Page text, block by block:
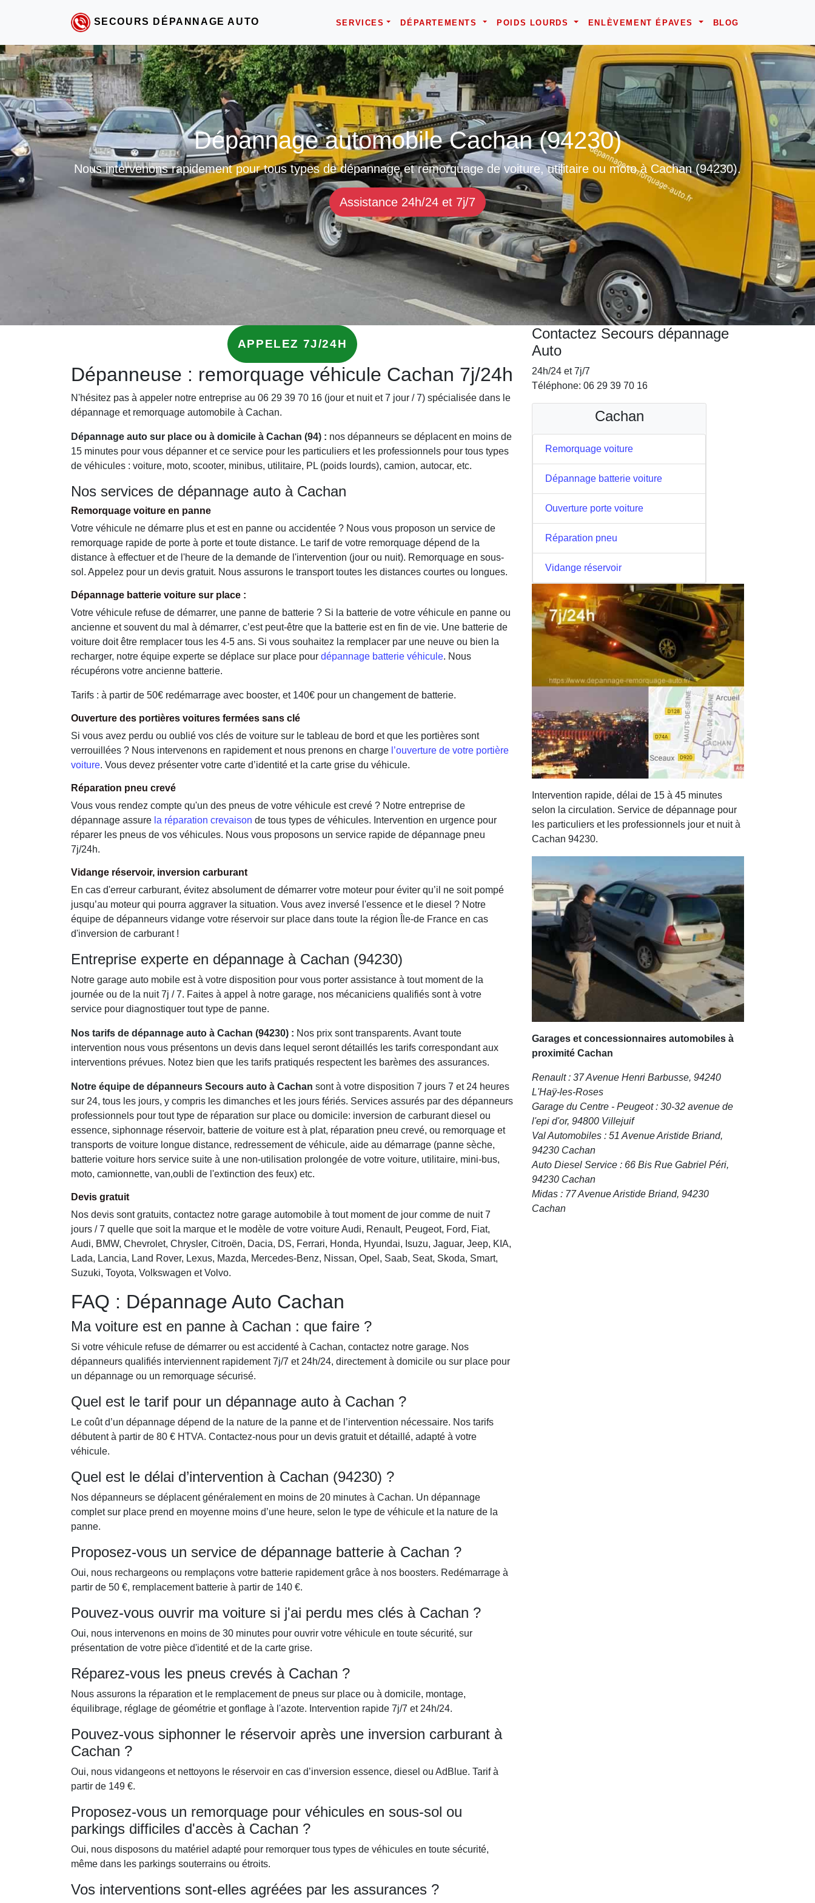
SECOURS DÉPANNAGE AUTO SERVICES DÉPARTEMENTS POIDS LOURDS ENLÈVEMENT ÉPAVES BLOG
Dépannage automobile Cachan (94230)
Nous intervenons rapidement pour tous types de dépannage et remorquage de voiture, utilitaire ou moto à Cachan (94230).
Assistance 24h/24 et 7j/7
APPELEZ 7J/24H
Dépanneuse : remorquage véhicule Cachan 7j/24h
N'hésitez pas à appeler notre entreprise au 06 29 39 70 16 (jour et nuit et 7 jour / 7) spécialisée dans le
dépannage et remorquage automobile à Cachan.
Dépannage auto sur place ou à domicile à Cachan (94) : nos dépanneurs se déplacent en moins de
15 minutes pour vous dépanner et ce service pour les particuliers et les professionnels pour tous types
de véhicules : voiture, moto, scooter, minibus, utilitaire, PL (poids lourds), camion, autocar, etc.
Nos services de dépannage auto à Cachan
Remorquage voiture en panne
Votre véhicule ne démarre plus et est en panne ou accidentée ? Nous vous proposon un service de
remorquage rapide de porte à porte et toute distance. Le tarif de votre remorquage dépend de la
distance à effectuer et de l'heure de la demande de l'intervention (jour ou nuit). Remorquage en sous-
sol. Appelez pour un devis gratuit. Nous assurons le transport toutes les distances courtes ou longues.
Dépannage batterie voiture sur place :
Votre véhicule refuse de démarrer, une panne de batterie ? Si la batterie de votre véhicule en panne ou
ancienne et souvent du mal à démarrer, c’est peut-être que la batterie est en fin de vie. Une batterie de
voiture doit être remplacer tous les 4-5 ans. Si vous souhaitez la remplacer par une neuve ou bien la
recharger, notre équipe experte se déplace sur place pour dépannage batterie véhicule. Nous
récupérons votre ancienne batterie.
Tarifs : à partir de 50€ redémarrage avec booster, et 140€ pour un changement de batterie.
Ouverture des portières voitures fermées sans clé
Si vous avez perdu ou oublié vos clés de voiture sur le tableau de bord et que les portières sont
verrouillées ? Nous intervenons en rapidement et nous prenons en charge l’ouverture de votre portière
voiture. Vous devez présenter votre carte d’identité et la carte grise du véhicule.
Réparation pneu crevé
Vous vous rendez compte qu'un des pneus de votre véhicule est crevé ? Notre entreprise de
dépannage assure la réparation crevaison de tous types de véhicules. Intervention en urgence pour
réparer les pneus de vos véhicules. Nous vous proposons un service rapide de dépannage pneu
7j/24h.
Vidange réservoir, inversion carburant
En cas d'erreur carburant, évitez absolument de démarrer votre moteur pour éviter qu’il ne soit pompé
jusqu’au moteur qui pourra aggraver la situation. Vous avez inversé l'essence et le diesel ? Notre
équipe de dépanneurs vidange votre réservoir sur place dans toute la région Île-de France en cas
d'inversion de carburant !
Entreprise experte en dépannage à Cachan (94230)
Notre garage auto mobile est à votre disposition pour vous porter assistance à tout moment de la
journée ou de la nuit 7j / 7. Faites à appel à notre garage, nos mécaniciens qualifiés sont à votre
service pour diagnostiquer tout type de panne.
Nos tarifs de dépannage auto à Cachan (94230) : Nos prix sont transparents. Avant toute
intervention nous vous présentons un devis dans lequel seront détaillés les tarifs correspondant aux
interventions prévues. Notez bien que les tarifs pratiqués respectent les barèmes des assurances.
Notre équipe de dépanneurs Secours auto à Cachan sont à votre disposition 7 jours 7 et 24 heures
sur 24, tous les jours, y compris les dimanches et les jours fériés. Services assurés par des dépanneurs
professionnels pour tout type de réparation sur place ou domicile: inversion de carburant diesel ou
essence, siphonnage réservoir, batterie de voiture est à plat, réparation pneu crevé, ou remorquage et
transports de voiture longue distance, redressement de véhicule, aide au démarrage (panne sèche,
batterie voiture hors service suite à une non-utilisation prolongée de votre voiture, utilitaire, mini-bus,
moto, camionnette, van,oubli de l'extinction des feux) etc.
Devis gratuit
Nos devis sont gratuits, contactez notre garage automobile à tout moment de jour comme de nuit 7
jours / 7 quelle que soit la marque et le modèle de votre voiture Audi, Renault, Peugeot, Ford, Fiat,
Audi, BMW, Chevrolet, Chrysler, Citroën, Dacia, DS, Ferrari, Honda, Hyundai, Isuzu, Jaguar, Jeep, KIA,
Lada, Lancia, Land Rover, Lexus, Mazda, Mercedes-Benz, Nissan, Opel, Saab, Seat, Skoda, Smart,
Suzuki, Toyota, Volkswagen et Volvo.
FAQ : Dépannage Auto Cachan
Ma voiture est en panne à Cachan : que faire ?
Si votre véhicule refuse de démarrer ou est accidenté à Cachan, contactez notre garage. Nos
dépanneurs qualifiés interviennent rapidement 7j/7 et 24h/24, directement à domicile ou sur place pour
un dépannage ou un remorquage sécurisé.
Quel est le tarif pour un dépannage auto à Cachan ?
Le coût d’un dépannage dépend de la nature de la panne et de l’intervention nécessaire. Nos tarifs
débutent à partir de 80 € HTVA. Contactez-nous pour un devis gratuit et détaillé, adapté à votre
véhicule.
Quel est le délai d’intervention à Cachan (94230) ?
Nos dépanneurs se déplacent généralement en moins de 20 minutes à Cachan. Un dépannage
complet sur place prend en moyenne moins d’une heure, selon le type de véhicule et la nature de la
panne.
Proposez-vous un service de dépannage batterie à Cachan ?
Oui, nous rechargeons ou remplaçons votre batterie rapidement grâce à nos boosters. Redémarrage à
partir de 50 €, remplacement batterie à partir de 140 €.
Pouvez-vous ouvrir ma voiture si j'ai perdu mes clés à Cachan ?
Oui, nous intervenons en moins de 30 minutes pour ouvrir votre véhicule en toute sécurité, sur
présentation de votre pièce d'identité et de la carte grise.
Réparez-vous les pneus crevés à Cachan ?
Nous assurons la réparation et le remplacement de pneus sur place ou à domicile, montage,
équilibrage, réglage de géométrie et gonflage à l'azote. Intervention rapide 7j/7 et 24h/24.
Pouvez-vous siphonner le réservoir après une inversion carburant à
Cachan ?
Oui, nous vidangeons et nettoyons le réservoir en cas d’inversion essence, diesel ou AdBlue. Tarif à
partir de 149 €.
Proposez-vous un remorquage pour véhicules en sous-sol ou
parkings difficiles d'accès à Cachan ?
Oui, nous disposons du matériel adapté pour remorquer tous types de véhicules en toute sécurité,
même dans les parkings souterrains ou étroits.
Vos interventions sont-elles agréées par les assurances ?
Contactez Secours dépannage
Auto
24h/24 et 7j/7
Téléphone: 06 29 39 70 16
Cachan
Remorquage voiture
Dépannage batterie voiture
Ouverture porte voiture
Réparation pneu
Vidange réservoir
Intervention rapide, délai de 15 à 45 minutes
selon la circulation. Service de dépannage pour
les particuliers et les professionnels jour et nuit à
Cachan 94230.
Garages et concessionnaires automobiles à
proximité Cachan
Renault : 37 Avenue Henri Barbusse, 94240
L'Haÿ-les-Roses
Garage du Centre - Peugeot : 30-32 avenue de
l'epi d'or, 94800 Villejuif
Val Automobiles : 51 Avenue Aristide Briand,
94230 Cachan
Auto Diesel Service : 66 Bis Rue Gabriel Péri,
94230 Cachan
Midas : 77 Avenue Aristide Briand, 94230
Cachan